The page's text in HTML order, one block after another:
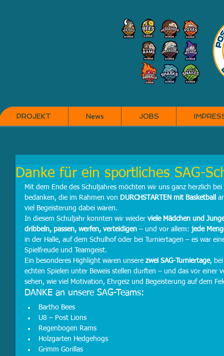
PROJEKT News JOBS
Danke für ein sportliches SAG-
Mit dem Ende des Schuljahres möchten wir uns ganz herzlich
bedanken, die im Rahmen von DURCHSTARTEN mit Basketball
viel Begeisterung dabei waren.
In diesem Schuljahr konnten wir wieder viele Mädchen und
dribbeln, passen, werfen, verteidigen – und vor allem: jede
in der Halle, auf dem Schulhof oder bei Turniertagen – es war
Spielfreude und Teamgeist.
Ein besonderes Highlight waren unsere zwei SAG-Turniertage,
echten Spielen unter Beweis stellen durften – und das vor einer
sehen, wie viel Motivation, Ehrgeiz und Begeisterung auf dem
DANKE an unsere SAG-Teams:
Bartho Bees
U8 – Post Lions
Regenbogen Rams
Holzgarten Hedgehogs
Grimm Gorillas